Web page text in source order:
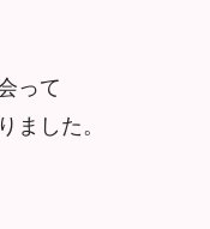
って
ました。